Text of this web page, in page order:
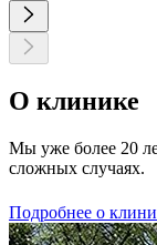
О клинике
Мы уже более 20
сложных случаях.
Подробнее о